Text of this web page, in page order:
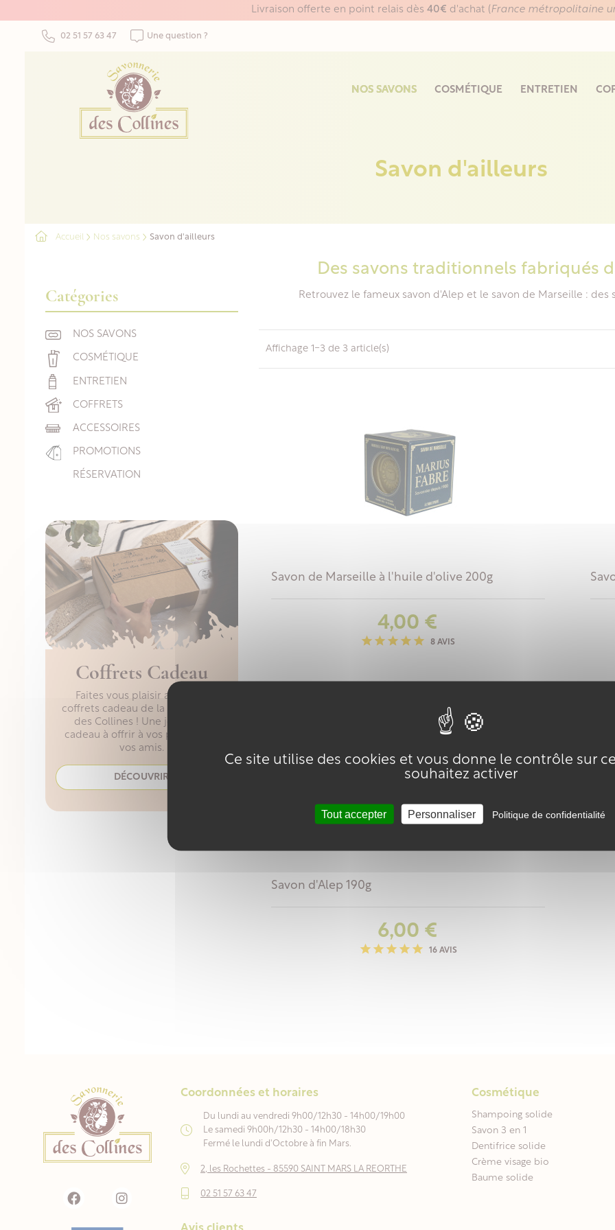
Ce site utilise des cookies et vous donne le contrôle sur
souhaitez activer
Tout accepter Personnaliser Politique de confidentialité
Livraison offerte en point relais dès 40€ d'achat (France métropolitaine
02 51 57 63 47 Une question ?
NOS SAVONS COSMÉTIQUE ENTRETIEN
Savon d'ailleurs
Accueil Nos savons Savon d'ailleurs
Catégories
NOS SAVONS
COSMÉTIQUE
ENTRETIEN
COFFRETS
ACCESSOIRES
PROMOTIONS
RÉSERVATION
Coffrets Cadeau
Faites vous plaisir avec des
coffrets cadeau de la Savonnerie
des Collines ! Une jolie idée
cadeau à offrir à vos proches et
vos amis.
DÉCOUVRIR
Des savons traditionnels fabriqués
Retrouvez le fameux savon d'Alep et le savon de Marseille :
Affichage 1-3 de 3 article(s)
Savon de Marseille à l'huile d'olive 200g
Prix
4,00 €
8 AVIS
Savon d'Alep 190g
Prix
6,00 €
16 AVIS
Coordonnées et horaires
Du lundi au vendredi 9h00/12h30 - 14h00/19h00
Le samedi 9h00h/12h30 - 14h00/18h30
Fermé le lundi d'Octobre à fin Mars.
2, les Rochettes - 85590 SAINT MARS LA REORTHE
02 51 57 63 47
Cosmétique
Shampoing solide
Savon 3 en 1
Dentifrice solide
Crème visage bio
Baume solide